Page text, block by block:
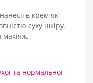
крем як
суху шкіру.
та нормальної